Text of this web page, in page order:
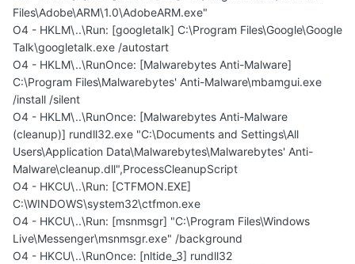
Files\Adobe\ARM\1.0\AdobeARM.exe"
O4 - HKLM\..\Run: [googletalk] C:\Program Files\Google\Google
Talk\googletalk.exe /autostart
O4 - HKLM\..\RunOnce: [Malwarebytes Anti-Malware]
C:\Program Files\Malwarebytes' Anti-Malware\mbamgui.exe
/install /silent
O4 - HKLM\..\RunOnce: [Malwarebytes Anti-Malware
(cleanup)] rundll32.exe "C:\Documents and Settings\All
Users\Application Data\Malwarebytes\Malwarebytes' Anti-
Malware\cleanup.dll",ProcessCleanupScript
O4 - HKCU\..\Run: [CTFMON.EXE]
C:\WINDOWS\system32\ctfmon.exe
O4 - HKCU\..\Run: [msnmsgr] "C:\Program Files\Windows
Live\Messenger\msnmsgr.exe" /background
O4 - HKCU\..\RunOnce: [nltide_3] rundll32